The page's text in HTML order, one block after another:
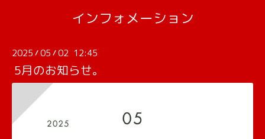
インフォメーション
2025 /05 /02 12:45
5月のお知らせ。